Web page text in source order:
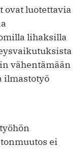
ovat luotettavia
lihaksilla
vähentämään
ilmastotyö
ei